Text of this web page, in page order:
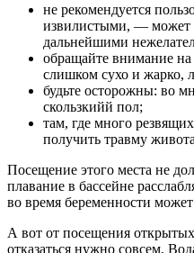
не рекомендуется
извилистыми, — может
дальнейшими
обращайте внимание
слишком сухо и жарко,
будьте осторожны: во
скользкийй пол;
там, где много
получить травму
Посещение этого места не
плавание в бассейне
во время беременности
А вот от посещения
отказаться нужно совсем.